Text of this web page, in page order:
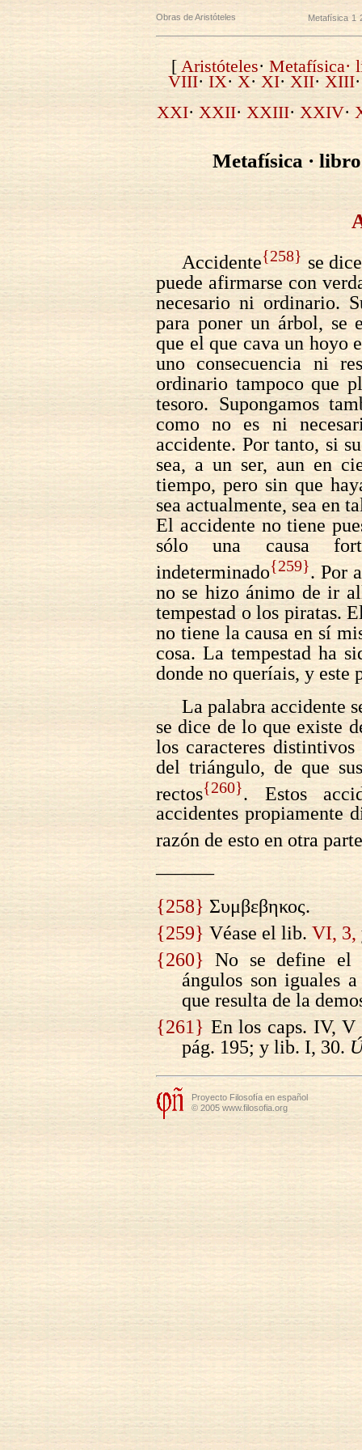
Obras de Aristóteles Metafísica 1
[ Aristóteles· Metafísica·
VIII· IX· X· XI·XII·XIII
XXI· XXII· XXIII· XXIV·
Metafísica ·
Accidente{258} se
puede afirmarse con
necesario ni ordinario.
para poner un árbol, se
que el que cava un hoyo
uno consecuencia ni
ordinario tampoco que
tesoro. Supongamos
como no es ni
accidente. Por tanto, si
sea, a un ser, aun en
tiempo, pero sin que
sea actualmente, sea en
El accidente no tiene
sólo una causa
indeterminado{259}. Por
no se hizo ánimo de ir
tempestad o los piratas.
no tiene la causa en sí
cosa. La tempestad ha
donde no queríais, y este
La palabra accidente
se dice de lo que existe
los caracteres
del triángulo, de que
rectos{260}. Estos
accidentes propiamente
razón de esto en otra parte
———
{258} Συμβεβηκος.
{259} Véase el lib. VI, 3,
{260} No se define el
ángulos son iguales
que resulta de la
{261} En los caps. IV,
pág. 195; y lib. I, 30.
Proyecto Filosofía en español
© 2005 www.filosofia.org